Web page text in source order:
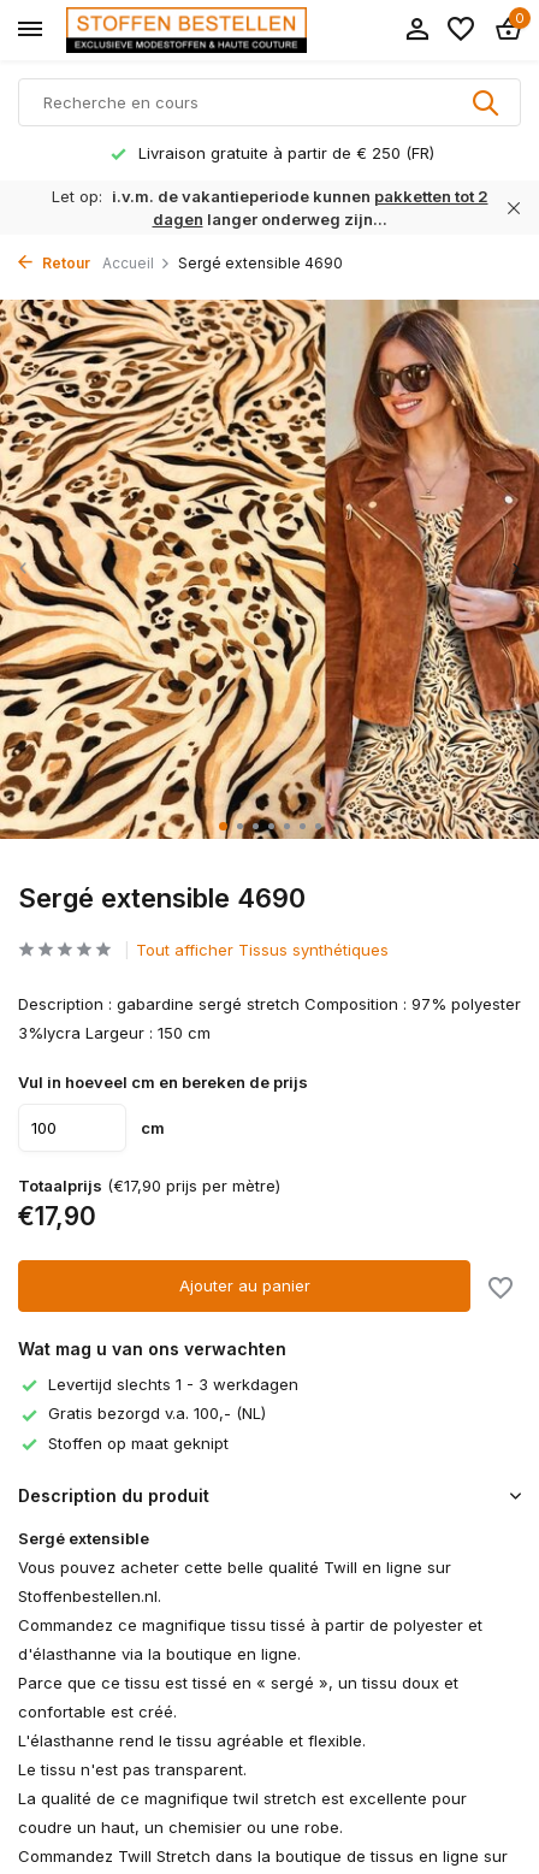
0
Livraison gratuite à partir de € 250 (FR)
Let op: i.v.m. de vakantieperiode kunnen pakketten tot 2
dagen langer onderweg zijn...
Retour Accueil Sergé extensible 4690
Sergé extensible 4690
Tout afficher Tissus synthétiques
Description : gabardine sergé stretch Composition : 97% polyester
3%lycra Largeur : 150 cm
Vul in hoeveel cm en bereken de prijs
cm
Totaalprijs (€17,90 prijs per mètre)
€17,90
Ajouter au panier
Wat mag u van ons verwachten
Levertijd slechts 1 - 3 werkdagen
Gratis bezorgd v.a. 100,- (NL)
Stoffen op maat geknipt
Description du produit
Sergé extensible
Vous pouvez acheter cette belle qualité Twill en ligne sur
Stoffenbestellen.nl.
Commandez ce magnifique tissu tissé à partir de polyester et
d'élasthanne via la boutique en ligne.
Parce que ce tissu est tissé en « sergé », un tissu doux et
confortable est créé.
L'élasthanne rend le tissu agréable et flexible.
Le tissu n'est pas transparent.
La qualité de ce magnifique twil stretch est excellente pour
coudre un haut, un chemisier ou une robe.
Commandez Twill Stretch dans la boutique de tissus en ligne sur